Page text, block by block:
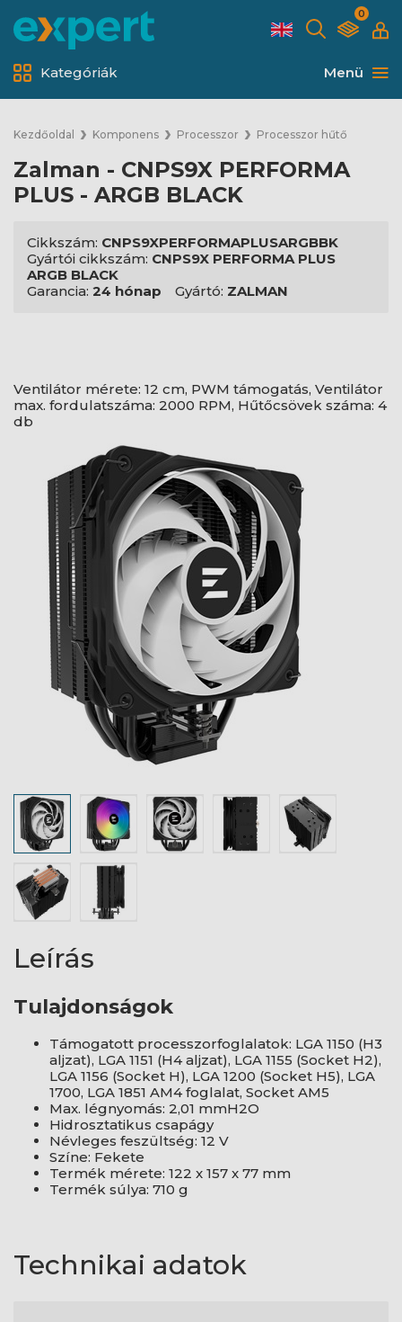
0
Menü
Kategóriák
Kezdőoldal Komponens Processzor Processzor hűtő
Zalman - CNPS9X PERFORMA
PLUS - ARGB BLACK
Cikkszám: CNPS9XPERFORMAPLUSARGBBK
Gyártói cikkszám: CNPS9X PERFORMA PLUS
ARGB BLACK
Garancia: 24 hónap Gyártó: ZALMAN
Ventilátor mérete: 12 cm, PWM támogatás, Ventilátor
max. fordulatszáma: 2000 RPM, Hűtőcsövek száma: 4
db
Leírás
Tulajdonságok
Támogatott processzorfoglalatok: LGA 1150 (H3
aljzat), LGA 1151 (H4 aljzat), LGA 1155 (Socket H2),
LGA 1156 (Socket H), LGA 1200 (Socket H5), LGA
1700, LGA 1851 AM4 foglalat, Socket AM5
Max. légnyomás: 2,01 mmH2O
Hidrosztatikus csapágy
Névleges feszültség: 12 V
Színe: Fekete
Termék mérete: 122 x 157 x 77 mm
Termék súlya: 710 g
Technikai adatok